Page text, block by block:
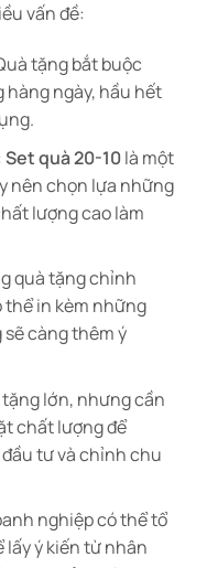
vấn đề:
tặng bắt buộc
ngày, hầu hết
Set quà 20-10là một
nên chọn lựa những
lượng cao làm
quà tặng chỉnh
in kèm những
càng thêm ý
lớn, nhưng cần
chất lượng để
tư và chỉnh chu
nghiệp có thể tổ
ý kiến từ nhân